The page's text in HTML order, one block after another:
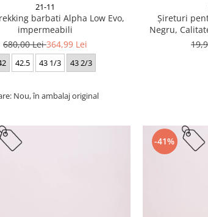
21-11
barbati Alpha Low Evo,
impermeabili
680,00 Lei364,99 Lei
42.5 43 1/3 43 2/3
Nou, în ambalaj original
Șireturi
Negru,
-41%